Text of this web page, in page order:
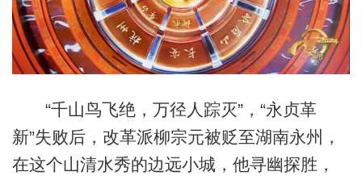
“千山鸟飞绝，万径人踪灭”，“永贞革
新”失败后，改革派柳宗元被贬至湖南永州，
在这个山清水秀的边远小城，他寻幽探胜，